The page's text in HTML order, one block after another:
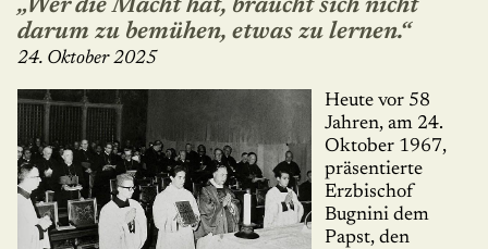
„Wer die Macht hat, braucht sich nicht
darum zu bemühen, etwas zu lernen.“
24. Oktober 2025
Heute vor 58
Jahren, am 24.
Oktober 1967,
präsentierte
Erzbischof
Bugnini dem
Papst, den